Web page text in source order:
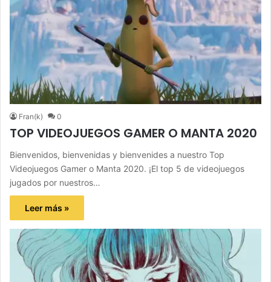
Fran(k) 0
TOP VIDEOJUEGOS GAMER O MANTA 2020
Bienvenidos, bienvenidas y bienvenides a nuestro Top
Videojuegos Gamer o Manta 2020. ¡El top 5 de videojuegos
jugados por nuestros…
Leer más »